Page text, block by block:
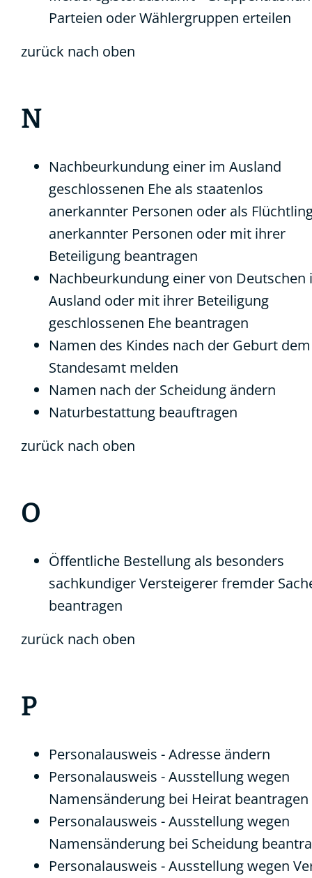
Parteien oder Wählergruppen erteilen
zurück nach oben
N
Nachbeurkundung einer im Ausland
geschlossenen Ehe als staatenlos
anerkannter Personen oder als
anerkannter Personen oder mit ihrer
Beteiligung beantragen
Nachbeurkundung einer von Deutschen
Ausland oder mit ihrer Beteiligung
geschlossenen Ehe beantragen
Namen des Kindes nach der Geburt dem
Standesamt melden
Namen nach der Scheidung ändern
Naturbestattung beauftragen
zurück nach oben
O
Öffentliche Bestellung als besonders
sachkundiger Versteigerer fremder
beantragen
zurück nach oben
P
Personalausweis - Adresse ändern
Personalausweis - Ausstellung wegen
Namensänderung bei Heirat beantragen
Personalausweis - Ausstellung wegen
Namensänderung bei Scheidung
Personalausweis - Ausstellung wegen